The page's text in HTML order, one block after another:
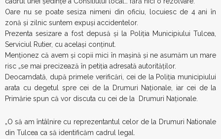
Oare nu se poate sesiza nimeni din oficiu, locuiesc de 4 ani în
zonă și zilnic suntem expuși accidentelor.
Prezenta sesizare a fost depusă și la Poliția Municipiului Tulcea,
Serviciul Rutier, cu același conținut.
Menționez că avem și copii mici în mașină și ne asumăm un mare
risc „se mai precizează în petiţia adresată autorităţilor.
Deocamdată, după primele verificări, cei de la Poliţia municipiului
arata cu degetul spre cei de la Drumuri Naţionale, iar cei de la
Primărie spun că vor discuta cu cei de la Drumuri Naţionale.
„O să am întâlnire cu reprezentantul celor de la Drumuri Nationale
din Tulcea ca să identificăm cadrul legal.